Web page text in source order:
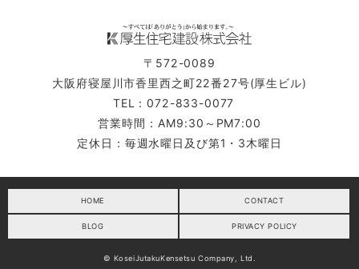
〒572-0089
大阪府寝屋川市香里西之町22番27号(厚生ビル)
TEL：072-833-0077
営業時間：AM9:30～PM7:00
定休日：毎週水曜日及び第1・3木曜日
HOME CONTACT
BLOG PRIVACY POLICY
© KoseiJutakuKensetsu Company, Ltd.